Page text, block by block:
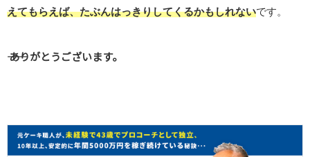
えてもらえば、たぶんはっきりしてくるかもしれないです。
―― ありがとうございます。